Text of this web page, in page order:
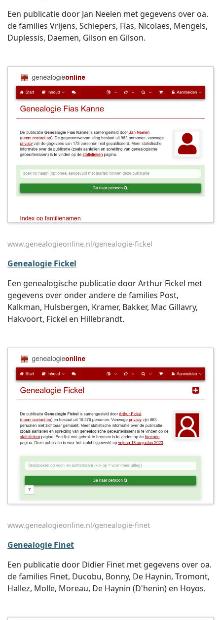
Een publicatie door Jan Neelen met gegevens over oa.
de families Vrijens, Schiepers, Fias, Nicolaes, Mengels,
Duplessis, Daemen, Gilson en Gilson.
www.genealogieonline.nl/genealogie-fickel
Genealogie Fickel
Een genealogische publicatie door Arthur Fickel met
gegevens over onder andere de families Post,
Kalkman, Hulsbergen, Kramer, Bakker, Mac Gillavry,
Hakvoort, Fickel en Hillebrandt.
www.genealogieonline.nl/genealogie-finet
Genealogie Finet
Een publicatie door Didier Finet met gegevens over oa.
de families Finet, Ducobu, Bonny, De Haynin, Tromont,
Hallez, Molle, Moreau, De Haynin (D'henin) en Hoyos.